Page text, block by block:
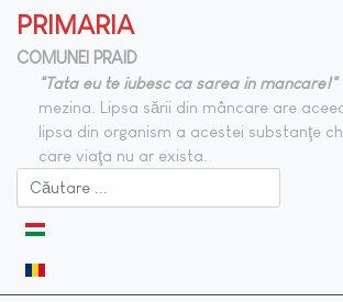
PRIMARIA
COMUNEI PRAID
"Tata eu te iubesc ca sarea in mancare!"
mezina. Lipsa sării din mâncare are
lipsa din organism a acestei substanţe
care viaţa nu ar exista.